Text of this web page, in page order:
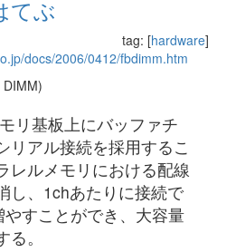
tag: [hardware]
docs/2006/0412/fbdimm.htm
リ基板上にバッファチ
リアル接続を採用するこ
レルメモリにおける配線
し、1chあたりに接続で
やすことができ、大容量
。